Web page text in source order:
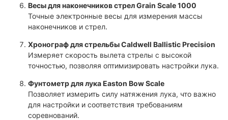
Весы для наконечников стрел Grain Scale 1000
Точные электронные весы для измерения массы
наконечников и стрел.
Хронограф для стрельбы Caldwell Ballistic Precision
Измеряет скорость вылета стрелы с высокой
точностью, позволяя оптимизировать настройки лука.
Фунтометр для лука Easton Bow Scale
Позволяет измерить силу натяжения лука, что важно
для настройки и соответствия требованиям
соревнований.